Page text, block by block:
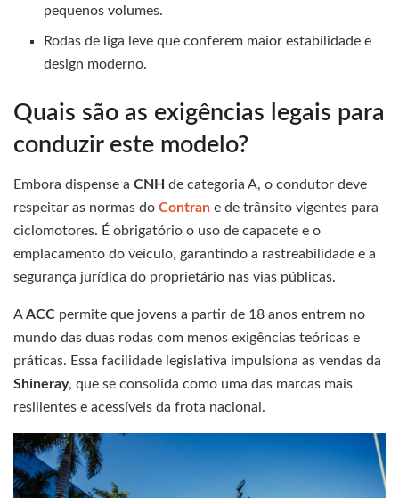
pequenos volumes.
Rodas de liga leve que conferem maior estabilidade e
design moderno.
Quais são as exigências legais para
conduzir este modelo?
Embora dispense a CNH de categoria A, o condutor deve
respeitar as normas do Contran e de trânsito vigentes para
ciclomotores. É obrigatório o uso de capacete e o
emplacamento do veículo, garantindo a rastreabilidade e a
segurança jurídica do proprietário nas vias públicas.
AACC permite que jovens a partir de 18 anos entrem no
mundo das duas rodas com menos exigências teóricas e
práticas. Essa facilidade legislativa impulsiona as vendas da
Shineray, que se consolida como uma das marcas mais
resilientes e acessíveis da frota nacional.